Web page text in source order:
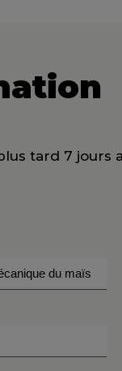
tard 7 jours